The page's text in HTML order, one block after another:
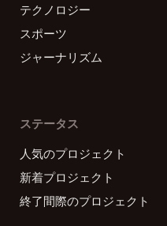
テクノロジー
スポーツ
ジャーナリズム
ステータス
人気のプロジェクト
新着プロジェクト
終了間際のプロジェクト